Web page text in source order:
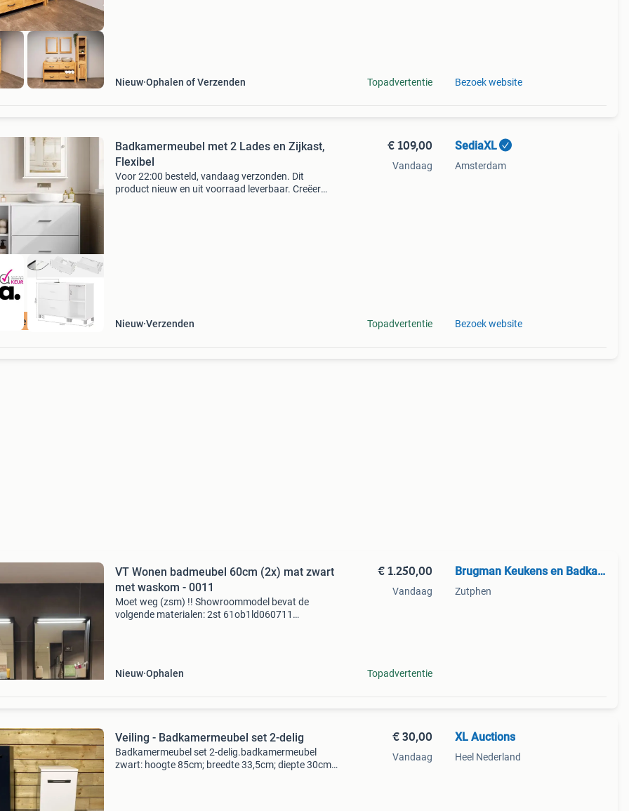
Nieuw Ophalen of Verzenden Topadvertentie Bezoek website
met 9+
Badkamermeubel met 2 Lades en Zijkast,
Flexibel
Voor 22:00 besteld, vandaag verzonden. Dit
product nieuw en uit voorraad leverbaar. Creëer
Nieuw Verzenden
€ 109,00
Vandaag
Topadvertentie
SediaXL
Amsterdam
Bezoek website
VT Wonen badmeubel 60cm (2x) mat zwart
met waskom - 0011
Moet weg (zsm) !! Showroommodel bevat de
volgende materialen: 2st 61ob1ld060711
Nieuw Ophalen
€ 1.250,00
Vandaag
Topadvertentie
Brugman Keukens en Badkamers
Zutphen
Veiling - Badkamermeubel set 2-delig
Badkamermeubel set 2-delig.badkamermeubel
zwart: hoogte 85cm; breedte 33,5cm; diepte 30cm;
€ 30,00
Vandaag
XL Auctions
Heel Nederland